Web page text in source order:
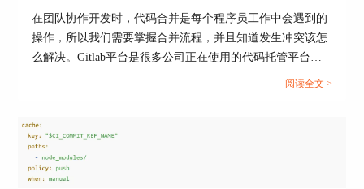
openssl req -new -newkey rsa:2048 -days 365 -nodes -
x509 -keyout /etc/gitlab/ssl/gitlab.example.com.key -
out /etc/gitlab/ssl/gitlab.example.com.crt”
在团队协作开发时，代码合并是每个程序员工作中会遇到的
操作，所以我们需要掌握合并流程，并且知道发生冲突该怎
么解决。Gitlab平台是很多公司正在使用的代码托管平台，
该平台支持Merge Request（合并请求），并且为代码审查与
文将为大家介绍Gitlab的Merge Request合并冲突怎么解决，
Gitlab如何简化合并流程的相关内容。...
阅读全文 >